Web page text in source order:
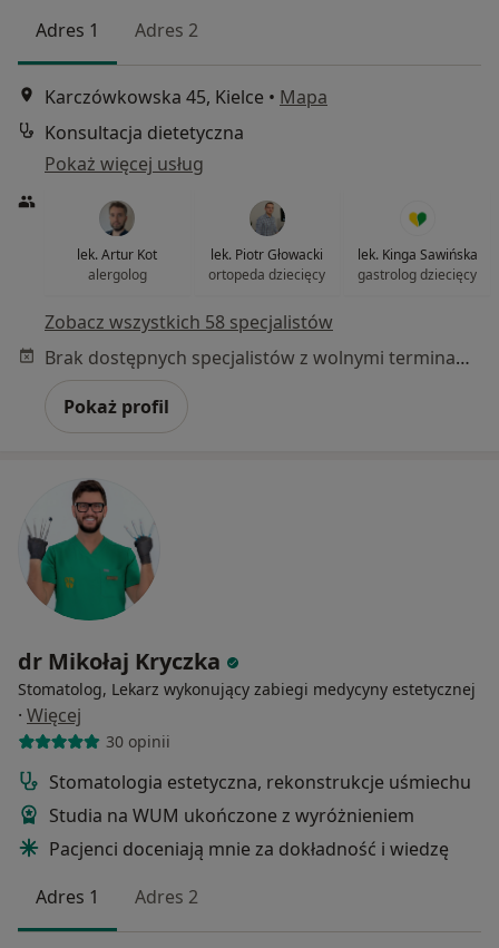
Adres 1 Adres 2
Karczówkowska 45, Kielce • Mapa
Konsultacja dietetyczna
Pokaż więcej usług
lek. Artur Kot
alergolog
lek. Piotr Głowacki
ortopeda dziecięcy
lek. Kinga Sawińska
gastrolog dziecięcy
Zobacz wszystkich 58 specjalistów
Brak dostępnych specjalistów z wolnymi terminami w tym centrum medycznym.
Pokaż profil
dr Mikołaj Kryczka
Stomatolog, Lekarz wykonujący zabiegi medycyny estetycznej
· Więcej
30 opinii
Stomatologia estetyczna, rekonstrukcje uśmiechu
Studia na WUM ukończone z wyróżnieniem
Pacjenci doceniają mnie za dokładność i wiedzę
Adres 1
Adres 2